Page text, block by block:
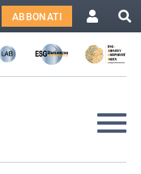
ABBONATI